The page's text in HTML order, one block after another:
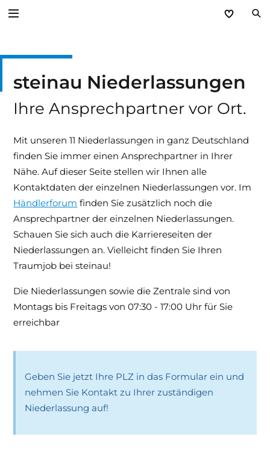
Unternehmen
Leitbild
Kundennutzen
Niederlassungen
Kontakt
Karriere
steinau Niederlassungen
Ihre Ansprechpartner vor Ort.
Mit unseren 11 Niederlassungen in ganz Deutschland
finden Sie immer einen Ansprechpartner in Ihrer
Nähe. Auf dieser Seite stellen wir Ihnen alle
Kontaktdaten der einzelnen Niederlassungen vor. Im
Händlerforum finden Sie zusätzlich noch die
Ansprechpartner der einzelnen Niederlassungen.
Schauen Sie sich auch die Karriereseiten der
Niederlassungen an. Vielleicht finden Sie Ihren
Traumjob bei steinau!
Die Niederlassungen sowie die Zentrale sind von
Montags bis Freitags von 07:30 - 17:00 Uhr für Sie
erreichbar
Geben Sie jetzt Ihre PLZ in das Formular ein und
nehmen Sie Kontakt zu Ihrer zuständigen
Niederlassung auf!